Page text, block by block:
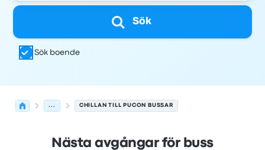
Sök
Sök boende
... CHILLAN TILL PUCON BUSSAR
Nästa avgångar för buss